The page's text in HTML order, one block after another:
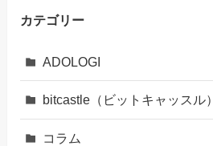
カテゴリー
ADOLOGI
bitcastle（ビットキャッスル）
コラム